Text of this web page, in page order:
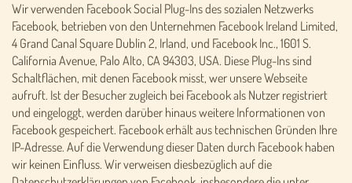
Wir verwenden Facebook Social Plug-Ins des sozialen Netzwerks
Facebook, betrieben von den Unternehmen Facebook Ireland Limited,
4 Grand Canal Square Dublin 2, Irland, und Facebook Inc., 1601 S.
California Avenue, Palo Alto, CA 94303, USA. Diese Plug-Ins sind
Schaltflächen, mit denen Facebook misst, wer unsere Webseite
aufruft. Ist der Besucher zugleich bei Facebook als Nutzer registriert
und eingeloggt, werden darüber hinaus weitere Informationen von
Facebook gespeichert. Facebook erhält aus technischen Gründen Ihre
IP-Adresse. Auf die Verwendung dieser Daten durch Facebook haben
wir keinen Einfluss. Wir verweisen diesbezüglich auf die